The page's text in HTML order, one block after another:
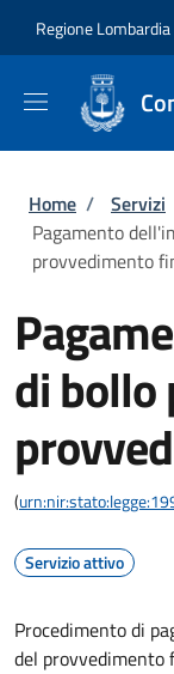
Regione Lombardia
Briciole
Home / Servizi
Pagamento
provvedimento
di bollo
(
Servizio attivo
Procedimento di
del provvedimento